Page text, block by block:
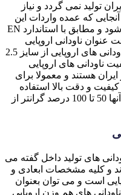
تولید نمی گردد و نیاز
که عمده واردات این
مقاطع از کشورهای اروپایی وارد می شود و مطابق با استاندارد EN
عنوان ناودانی اروپایی
معرفی می کنند. هم اکنون در ایران ناودانی های اروپایی از سایز 2.5
ناودانی های اروپایی
ایران هستند و معمولا برای
و دقت بالا استفاده
می گردند و در برخی سایزهای قیمت آنها 50 تا 100 درصد گرانتر از
های تولید داخل گفته می
و کلیه مشخصات ابعادی و
است و می توان بعنوان
های هم وزن اروپایی